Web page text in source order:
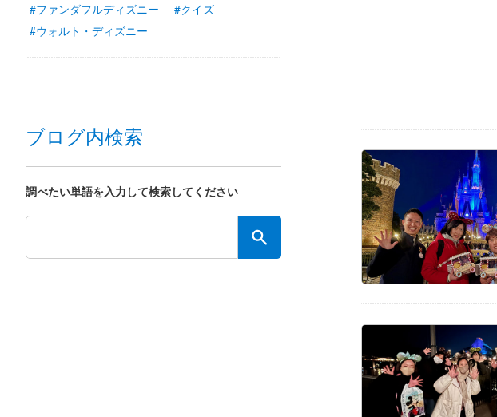
#ファンダフルディズニー
#クイズ
#ウォルト・ディズニー
ブログ内検索
調べたい単語を入力して検索してください